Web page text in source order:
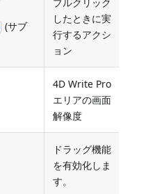
(サブ
したときに実
行するアクシ
ョン
4D Write Pro
エリアの画面
解像度
ドラッグ機能
を有効化しま
す。